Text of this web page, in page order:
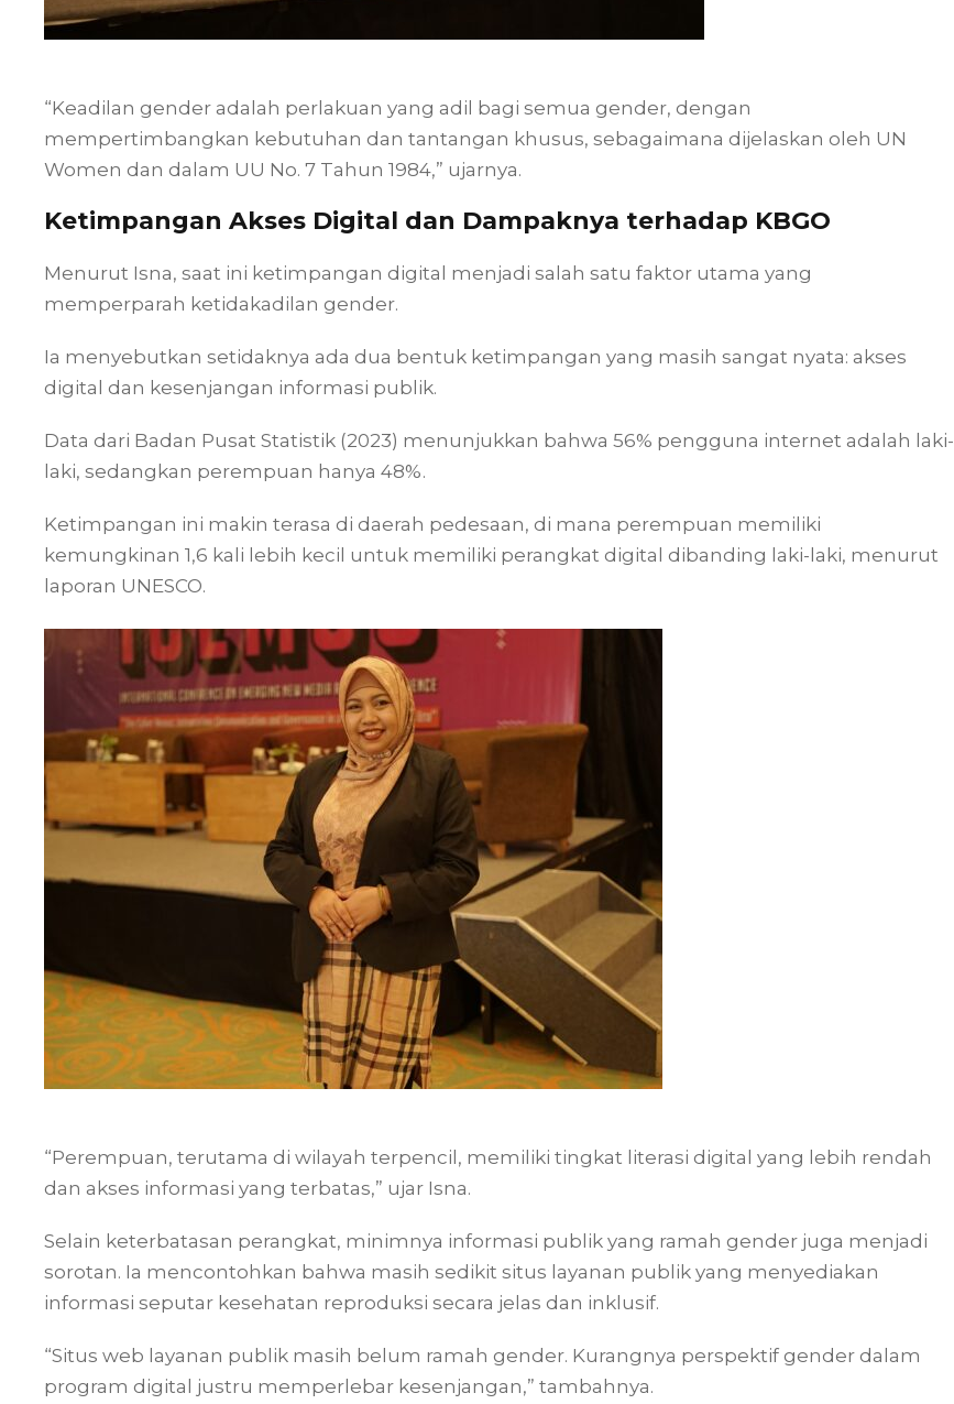
“Keadilan gender adalah perlakuan yang adil bagi semua gender, dengan
mempertimbangkan kebutuhan dan tantangan khusus, sebagaimana dijelaskan oleh UN
Women dan dalam UU No. 7 Tahun 1984,” ujarnya.
Ketimpangan Akses Digital dan Dampaknya terhadap KBGO
Menurut Isna, saat ini ketimpangan digital menjadi salah satu faktor utama yang
memperparah ketidakadilan gender.
Ia menyebutkan setidaknya ada dua bentuk ketimpangan yang masih sangat nyata: akses
digital dan kesenjangan informasi publik.
Data dari Badan Pusat Statistik (2023) menunjukkan bahwa 56% pengguna internet adalah laki-
laki, sedangkan perempuan hanya 48%.
Ketimpangan ini makin terasa di daerah pedesaan, di mana perempuan memiliki
kemungkinan 1,6 kali lebih kecil untuk memiliki perangkat digital dibanding laki-laki, menurut
laporan UNESCO.
“Perempuan, terutama di wilayah terpencil, memiliki tingkat literasi digital yang lebih rendah
dan akses informasi yang terbatas,” ujar Isna.
Selain keterbatasan perangkat, minimnya informasi publik yang ramah gender juga menjadi
sorotan. Ia mencontohkan bahwa masih sedikit situs layanan publik yang menyediakan
informasi seputar kesehatan reproduksi secara jelas dan inklusif.
“Situs web layanan publik masih belum ramah gender. Kurangnya perspektif gender dalam
program digital justru memperlebar kesenjangan,” tambahnya.